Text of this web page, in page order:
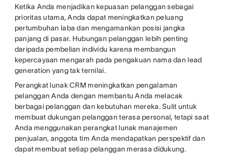
Ketika Anda menjadikan kepuasan pelanggan sebagai
prioritas utama, Anda dapat meningkatkan peluang
pertumbuhan laba dan mengamankan posisi jangka
panjang di pasar. Hubungan pelanggan lebih penting
daripada pembelian individu karena membangun
kepercayaan mengarah pada pengakuan nama dan lead
generation yang tak ternilai.
Perangkat lunak CRM meningkatkan pengalaman
pelanggan Anda dengan membantu Anda melacak
berbagai pelanggan dan kebutuhan mereka. Sulit untuk
membuat dukungan pelanggan terasa personal, tetapi saat
Anda menggunakan perangkat lunak manajemen
penjualan, anggota tim Anda mendapatkan perspektif dan
dapat membuat setiap pelanggan merasa didukung.